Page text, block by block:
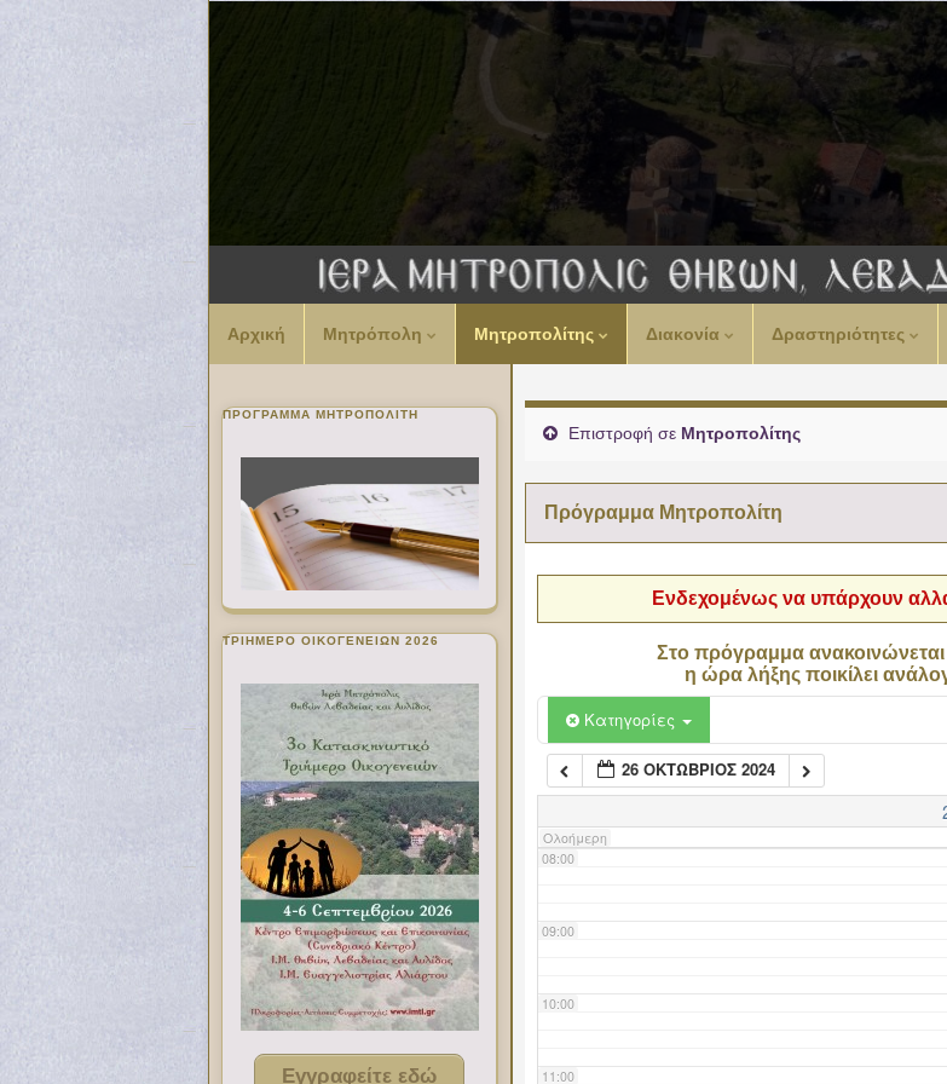
Αρχική Μητρόπολη Μητροπολίτης Διακονία Δραστηριότητες
Επιστροφή σε Μητροπολίτης
Πρόγραμμα Μητροπολίτη
Ενδεχομένως να υπάρχουν
Στο πρόγραμμα
η ώρα λήξης ποικίλει
Κατηγορίες
26 ΟΚΤΏΒΡΙΟΣ 2024
Ολοήμερη
00:00
02:00
06:00
07:00
08:00
09:00
10:00
11:00
ΠΡΌΓΡΑΜΜΑ ΜΗΤΡΟΠΟΛΊΤΗ
ΤΡΙΗΜΕΡΟ ΟΙΚΟΓΕΝΕΙΩΝ 2026
Εγγραφείτε εδώ